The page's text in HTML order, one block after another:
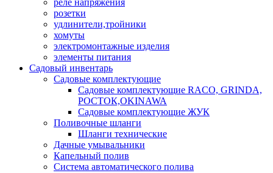
реле напряжения
розетки
удлинители,тройники
хомуты
электромонтажные изделия
элементы питания
Садовый инвентарь
Садовые комплектующие
Садовые комплектующие RACO, GRINDA,
РОСТОК,OKINAWA
Садовые комплектующие ЖУК
Поливочные шланги
Шланги технические
Дачные умывальники
Капельный полив
Система автоматического полива